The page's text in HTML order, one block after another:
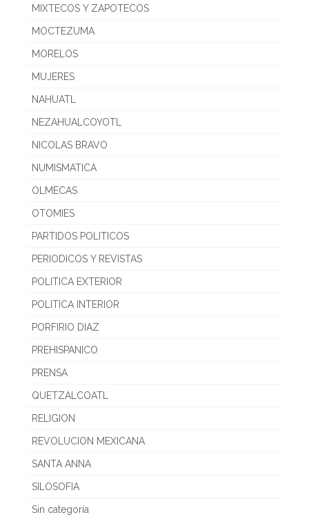
MIXTECOS Y ZAPOTECOS
MOCTEZUMA
MORELOS
MUJERES
NAHUATL
NEZAHUALCOYOTL
NICOLAS BRAVO
NUMISMATICA
OLMECAS
OTOMIES
PARTIDOS POLITICOS
PERIODICOS Y REVISTAS
POLITICA EXTERIOR
POLITICA INTERIOR
PORFIRIO DIAZ
PREHISPANICO
PRENSA
QUETZALCOATL
RELIGION
REVOLUCION MEXICANA
SANTA ANNA
SILOSOFIA
Sin categoría